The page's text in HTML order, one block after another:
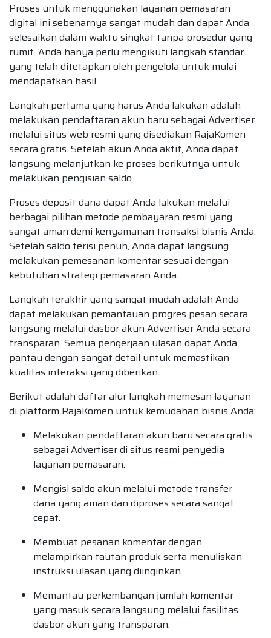
Proses untuk menggunakan layanan pemasaran
digital ini sebenarnya sangat mudah dan dapat Anda
selesaikan dalam waktu singkat tanpa prosedur yang
rumit. Anda hanya perlu mengikuti langkah standar
yang telah ditetapkan oleh pengelola untuk mulai
mendapatkan hasil.
Langkah pertama yang harus Anda lakukan adalah
melakukan pendaftaran akun baru sebagai Advertiser
melalui situs web resmi yang disediakan RajaKomen
secara gratis. Setelah akun Anda aktif, Anda dapat
langsung melanjutkan ke proses berikutnya untuk
melakukan pengisian saldo.
Proses deposit dana dapat Anda lakukan melalui
berbagai pilihan metode pembayaran resmi yang
sangat aman demi kenyamanan transaksi bisnis Anda.
Setelah saldo terisi penuh, Anda dapat langsung
melakukan pemesanan komentar sesuai dengan
kebutuhan strategi pemasaran Anda.
Langkah terakhir yang sangat mudah adalah Anda
dapat melakukan pemantauan progres pesan secara
langsung melalui dasbor akun Advertiser Anda secara
transparan. Semua pengerjaan ulasan dapat Anda
pantau dengan sangat detail untuk memastikan
kualitas interaksi yang diberikan.
Berikut adalah daftar alur langkah memesan layanan
di platform RajaKomen untuk kemudahan bisnis Anda:
Melakukan pendaftaran akun baru secara gratis
sebagai Advertiser di situs resmi penyedia
layanan pemasaran.
Mengisi saldo akun melalui metode transfer
dana yang aman dan diproses secara sangat
cepat.
Membuat pesanan komentar dengan
melampirkan tautan produk serta menuliskan
instruksi ulasan yang diinginkan.
Memantau perkembangan jumlah komentar
yang masuk secara langsung melalui fasilitas
dasbor akun yang transparan.